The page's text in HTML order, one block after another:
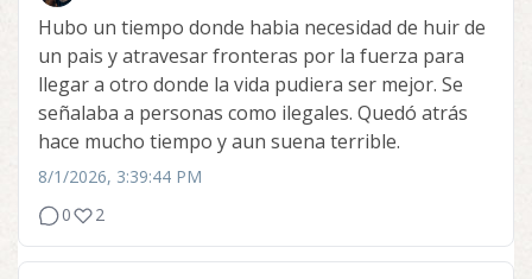
Hubo un tiempo donde habia necesidad de huir de
un pais y atravesar fronteras por la fuerza para
llegar a otro donde la vida pudiera ser mejor. Se
señalaba a personas como ilegales. Quedó atrás
hace mucho tiempo y aun suena terrible.
8/1/2026, 3:39:44 PM
0
2